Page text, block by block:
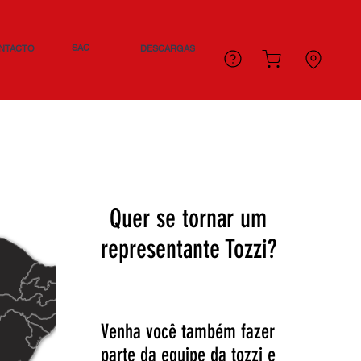
DESCARGAS
SAC
Quer se tornar um
representante Tozzi?
Venha você também fazer
parte da equipe da tozzi e